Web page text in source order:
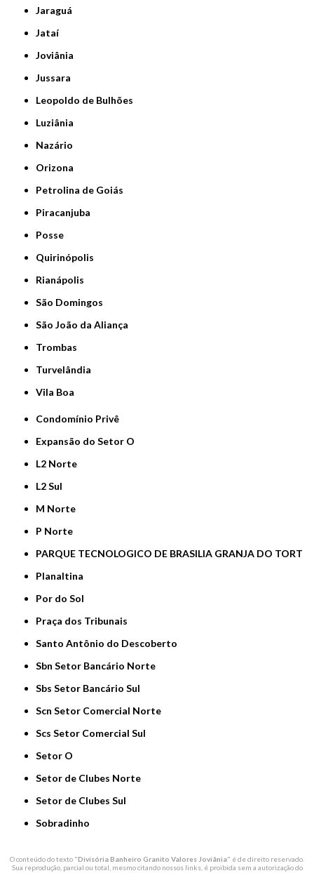
Jaraguá
Jataí
Joviânia
Jussara
Leopoldo de Bulhões
Luziânia
Nazário
Orizona
Petrolina de Goiás
Piracanjuba
Posse
Quirinópolis
Rianápolis
São Domingos
São João da Aliança
Trombas
Turvelândia
Vila Boa
Condomínio Privê
Expansão do Setor O
L2 Norte
L2 Sul
M Norte
P Norte
PARQUE TECNOLOGICO DE BRASILIA GRANJA DO TORT
Planaltina
Por do Sol
Praça dos Tribunais
Santo Antônio do Descoberto
Sbn Setor Bancário Norte
Sbs Setor Bancário Sul
Scn Setor Comercial Norte
Scs Setor Comercial Sul
Setor O
Setor de Clubes Norte
Setor de Clubes Sul
Sobradinho
O conteúdo do texto "Divisória Banheiro Granito Valores Joviânia" é de direito reservado.
Sua reprodução, parcial ou total, mesmo citando nossos links, é proibida sem a autorização do